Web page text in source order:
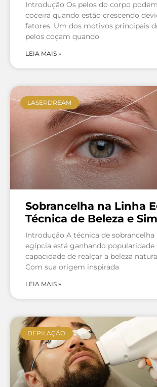
Introdução Os pelos do corpo
coceira quando estão crescendo
fatores. Um dos motivos principais
pelos coçam quando
LEIA MAIS »
LASERDREAM
Sobrancelha na Linha
Técnica de Beleza e
Introdução A técnica de sobrancelha
egípcia está ganhando popularidade
capacidade de realçar a beleza
Com sua origem inspirada
LEIA MAIS »
DEPILAÇÃO